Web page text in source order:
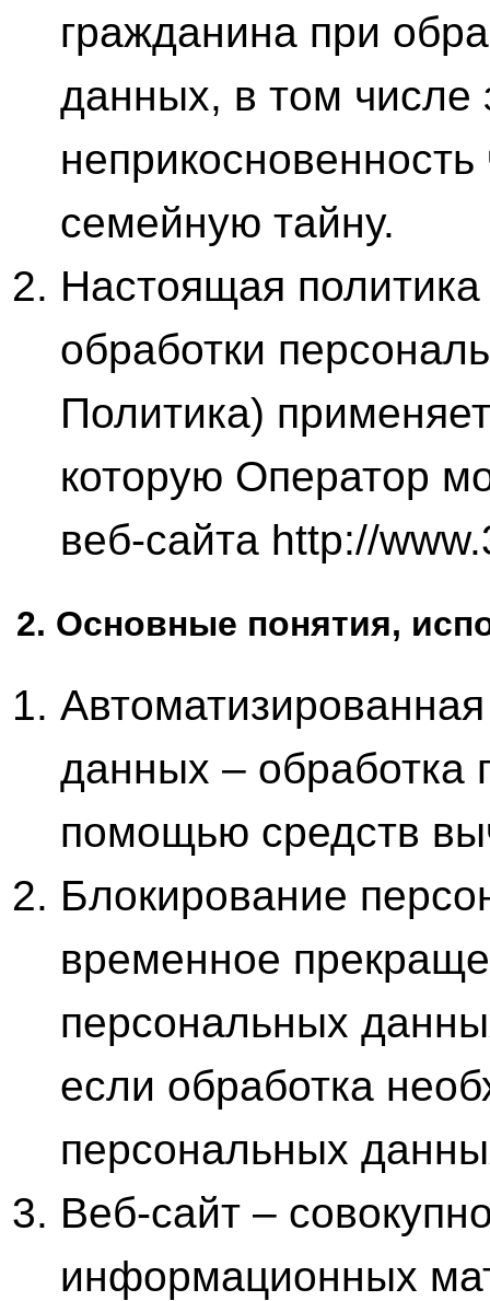
гражданина при
данных, в том
семейную тайну.
Настоящая
обработки
Политика)
которую Оператор
веб-сайта http://
2. Основные понятия,
данных – обработка
помощью средств
Блокирование
временное
персональных
если обработка
персональных
Веб-сайт –
информационных